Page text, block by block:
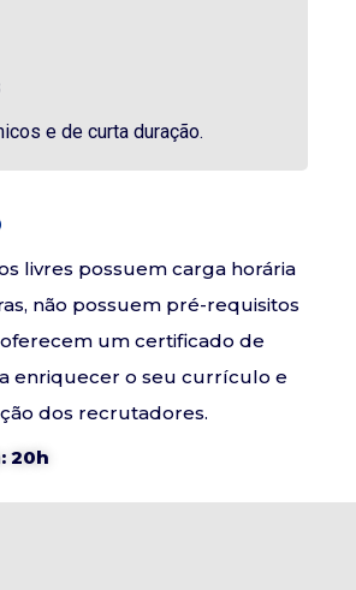
e de curta duração.
livres possuem carga horária
não possuem pré-requisitos
um certificado de
enriquecer o seu currículo e
dos recrutadores.
20h